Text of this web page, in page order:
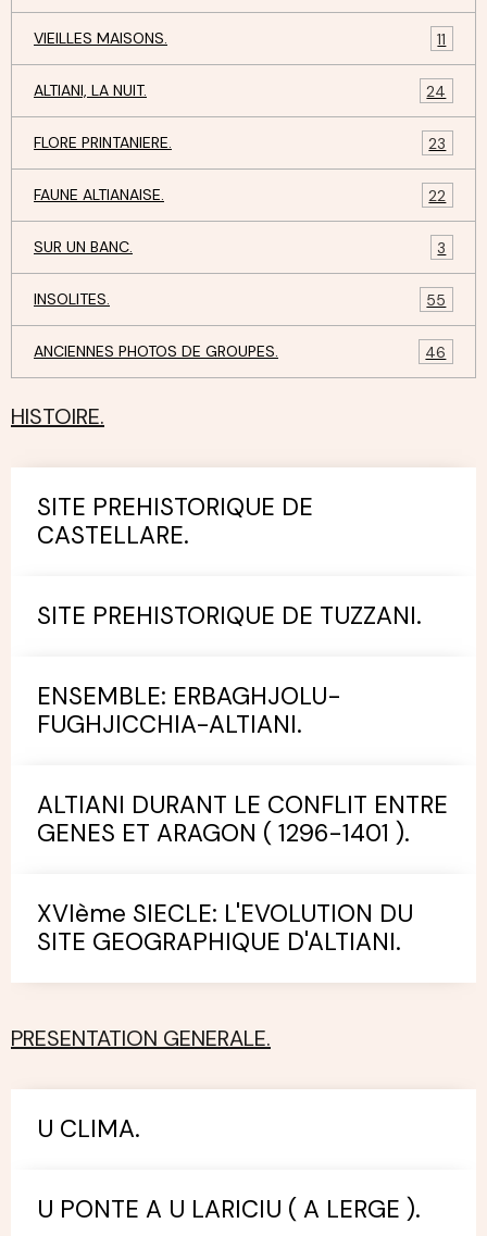
VIEILLES MAISONS. 11
ALTIANI, LA NUIT. 24
FLORE PRINTANIERE. 23
FAUNE ALTIANAISE. 22
SUR UN BANC. 3
INSOLITES. 55
ANCIENNES PHOTOS DE GROUPES. 46
HISTOIRE.
SITE PREHISTORIQUE DE
CASTELLARE.
SITE PREHISTORIQUE DE TUZZANI.
ENSEMBLE: ERBAGHJOLU-
FUGHJICCHIA-ALTIANI.
ALTIANI DURANT LE CONFLIT ENTRE
GENES ET ARAGON ( 1296-1401 ).
XVIème SIECLE: L'EVOLUTION DU
SITE GEOGRAPHIQUE D'ALTIANI.
PRESENTATION GENERALE.
U CLIMA.
U PONTE A U LARICIU ( A LERGE ).